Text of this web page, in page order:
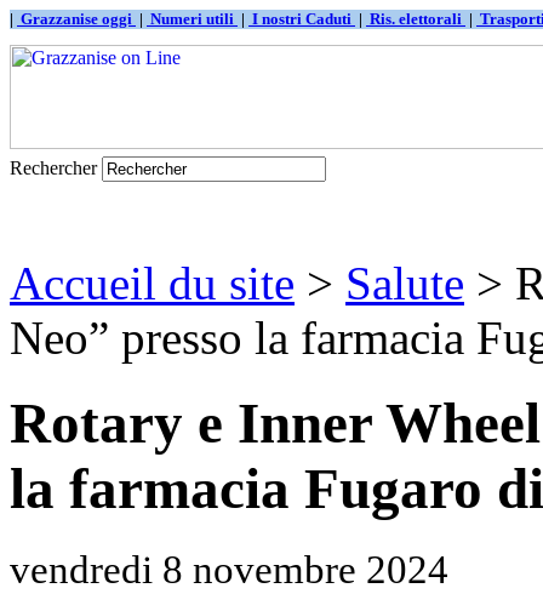
| Grazzanise oggi | Numeri utili | I nostri Caduti | Ris. elettorali |
Rechercher
Accueil du site > Salute >
Neo” presso la farmacia
Rotary e Inner
la farmacia Fugaro
vendredi 8 novembre 2024